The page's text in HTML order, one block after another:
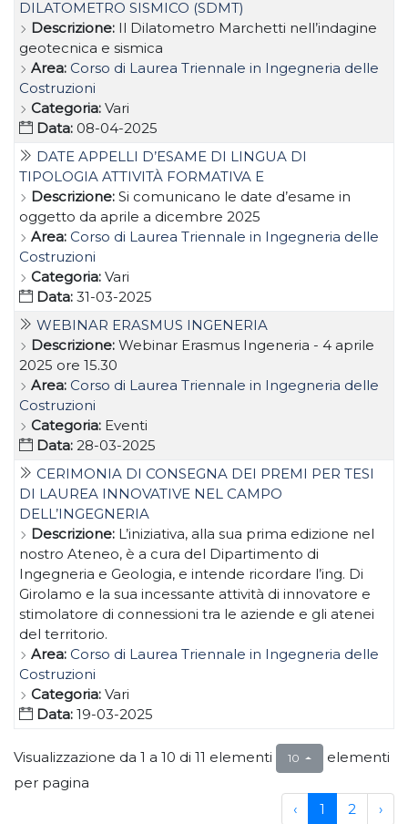
DILATOMETRO SISMICO (SDMT)
Descrizione: Il Dilatometro Marchetti nell’indagine
geotecnica e sismica
Area: Corso di Laurea Triennale in Ingegneria delle
Costruzioni
Categoria: Vari
Data: 08-04-2025
DATE APPELLI D’ESAME DI LINGUA DI
TIPOLOGIA ATTIVITÀ FORMATIVA E
Descrizione: Si comunicano le date d’esame in
oggetto da aprile a dicembre 2025
Area: Corso di Laurea Triennale in Ingegneria delle
Costruzioni
Categoria: Vari
Data: 31-03-2025
WEBINAR ERASMUS INGENERIA
Descrizione: Webinar Erasmus Ingeneria - 4 aprile
2025 ore 15.30
Area: Corso di Laurea Triennale in Ingegneria delle
Costruzioni
Categoria: Eventi
Data: 28-03-2025
CERIMONIA DI CONSEGNA DEI PREMI PER TESI
DI LAUREA INNOVATIVE NEL CAMPO
DELL’INGEGNERIA
Descrizione: L’iniziativa, alla sua prima edizione nel
nostro Ateneo, è a cura del Dipartimento di
Ingegneria e Geologia, e intende ricordare l’ing. Di
Girolamo e la sua incessante attività di innovatore e
stimolatore di connessioni tra le aziende e gli atenei
del territorio.
Area: Corso di Laurea Triennale in Ingegneria delle
Costruzioni
Categoria: Vari
Data: 19-03-2025
Visualizzazione da 1 a 10 di 11 elementi 10
elementi
per pagina
‹
1 2 ›